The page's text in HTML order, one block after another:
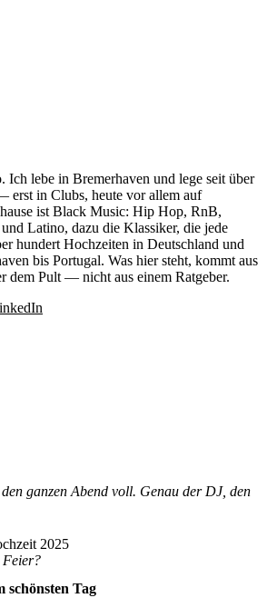
lebe in Bremerhaven und lege seit über
erst in Clubs, heute vor allem auf
ist Black Music: Hip Hop, RnB,
Latino, dazu die Klassiker, die jede
hundert Hochzeiten in Deutschland und
bis Portugal. Was hier steht, kommt aus
dem Pult — nicht aus einem Ratgeber.
den ganzen Abend voll. Genau der DJ, den
2025
Feier?
schönsten Tag